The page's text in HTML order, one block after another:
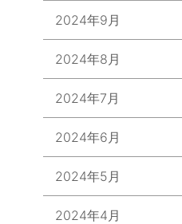
2024年9月
2024年8月
2024年7月
2024年6月
2024年5月
2024年4月